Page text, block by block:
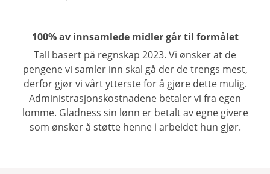
100% av innsamlede midler går til formålet
Tall basert på regnskap 2023. Vi ønsker at de
pengene vi samler inn skal gå der de trengs mest,
derfor gjør vi vårt ytterste for å gjøre dette mulig.
Administrasjonskostnadene betaler vi fra egen
lomme. Gladness sin lønn er betalt av egne givere
som ønsker å støtte henne i arbeidet hun gjør.